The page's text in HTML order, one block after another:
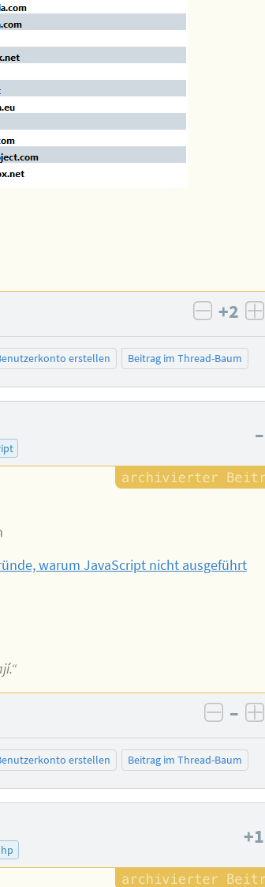
negativ
+2
erstellen Beitrag im Thread-Baum
–
warum JavaScript nicht ausgeführt
–
erstellen Beitrag im Thread-Baum
+1